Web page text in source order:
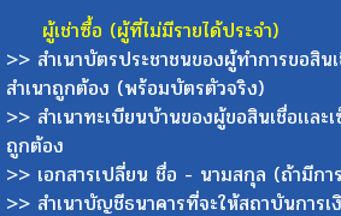
ผู้เช่าซื้อ (ผู้ที่ไม่มีรายได้ประจำ)
>> สำเนาบัตรประชาชนของผู้ทำการขอสินเ
สำเนาถูกต้อง (พร้อมบัตรตัวจริง)
>> สำเนาทะเบียนบ้านของผู้ขอสินเชื่อเเละ
ถูกต้อง
>> เอกสารเปลี่ยน ชื่อ - นามสกุล (ถ้ามีกา
>> สำเนาบัญชีธนาคารที่จะให้สถาบันการ